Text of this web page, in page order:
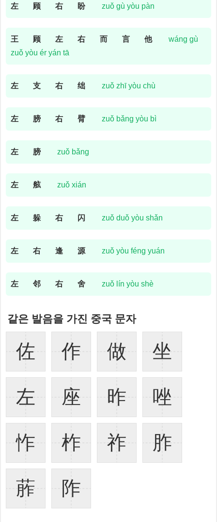
左 顾 右 盼 zuǒ gù yòu pàn
王 顾 左 右 而 言 他
wáng gù
zuǒ yòu ér yán tā
左 支 右 绌 zuǒ zhī yòu chù
左 膀 右 臂 zuǒ bǎng yòu bì
左 膀 zuǒ bǎng
左 舷 zuǒ xián
左 躲 右 闪 zuǒ duǒ yòu shǎn
左 右 逢 源 zuǒ yòu féng yuán
左 邻 右 舍 zuǒ lín yòu shè
같은 발음을 가진 중국 문자
佐 作 做 坐
左 座 昨 唑
怍 柞 祚 胙
葄 阼